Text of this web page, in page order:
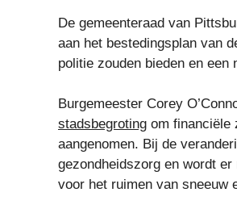
De gemeenteraad van
aan het bestedingsplan van
politie zouden bieden en
Burgemeester Corey
stadsbegroting om financiële
aangenomen. Bij de
gezondheidszorg en wordt
voor het ruimen van sneeuw